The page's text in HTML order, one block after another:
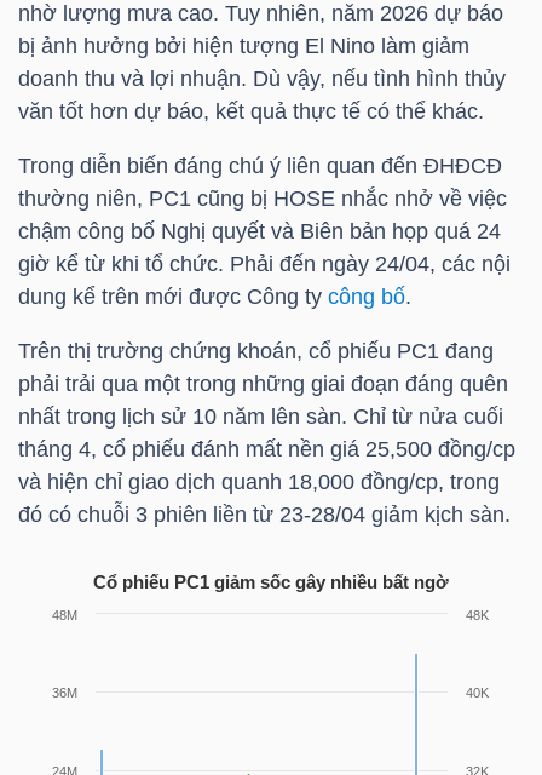
nhờ lượng mưa cao. Tuy nhiên, năm 2026 dự báo
bị ảnh hưởng bởi hiện tượng El Nino làm giảm
doanh thu và lợi nhuận. Dù vậy, nếu tình hình thủy
văn tốt hơn dự báo, kết quả thực tế có thể khác.
Trong diễn biến đáng chú ý liên quan đến ĐHĐCĐ
thường niên, PC1 cũng bị HOSE nhắc nhở về việc
chậm công bố Nghị quyết và Biên bản họp quá 24
giờ kể từ khi tổ chức. Phải đến ngày 24/04, các nội
dung kể trên mới được Công ty công bố.
Trên thị trường chứng khoán, cổ phiếu PC1 đang
phải trải qua một trong những giai đoạn đáng quên
nhất trong lịch sử 10 năm lên sàn. Chỉ từ nửa cuối
tháng 4, cổ phiếu đánh mất nền giá 25,500 đồng/cp
và hiện chỉ giao dịch quanh 18,000 đồng/cp, trong
đó có chuỗi 3 phiên liền từ 23-28/04 giảm kịch sàn.
Cổ phiếu PC1 giảm sốc gây nhiều bất ngờ
PHÂN
TÍCH
VIETSTOCKFINANCE
VĨ
NGÀNH
NGHIỆP